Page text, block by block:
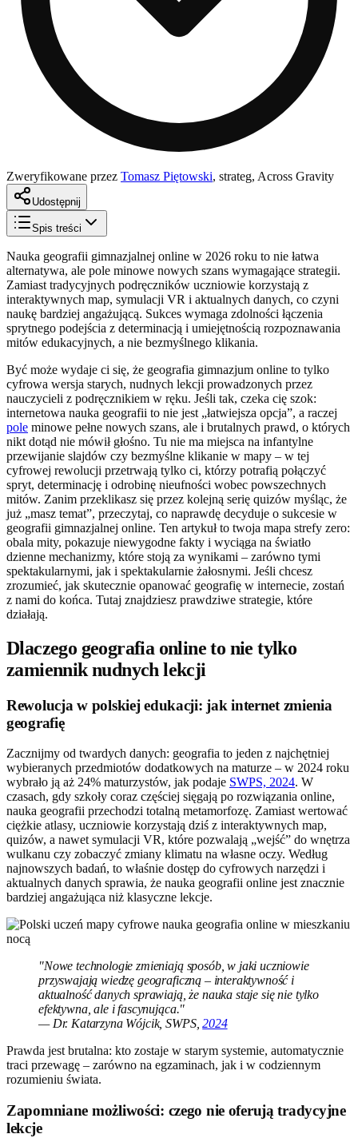
Zweryfikowane przez Tomasz Piętowski, strateg, Across Gravity
Udostępnij
Spis treści
Nauka geografii gimnazjalnej online w 2026 roku to nie łatwa
alternatywa, ale pole minowe nowych szans wymagające strategii.
Zamiast tradycyjnych podręczników uczniowie korzystają z
interaktywnych map, symulacji VR i aktualnych danych, co czyni
naukę bardziej angażującą. Sukces wymaga zdolności łączenia
sprytnego podejścia z determinacją i umiejętnością rozpoznawania
mitów edukacyjnych, a nie bezmyślnego klikania.
Być może wydaje ci się, że geografia gimnazjum online to tylko
cyfrowa wersja starych, nudnych lekcji prowadzonych przez
nauczycieli z podręcznikiem w ręku. Jeśli tak, czeka cię szok:
internetowa nauka geografii to nie jest „łatwiejsza opcja”, a raczej
pole minowe pełne nowych szans, ale i brutalnych prawd, o których
nikt dotąd nie mówił głośno. Tu nie ma miejsca na infantylne
przewijanie slajdów czy bezmyślne klikanie w mapy – w tej
cyfrowej rewolucji przetrwają tylko ci, którzy potrafią połączyć
spryt, determinację i odrobinę nieufności wobec powszechnych
mitów. Zanim przeklikasz się przez kolejną serię quizów myśląc, że
już „masz temat”, przeczytaj, co naprawdę decyduje o sukcesie w
geografii gimnazjalnej online. Ten artykuł to twoja mapa strefy zero:
obala mity, pokazuje niewygodne fakty i wyciąga na światło
dzienne mechanizmy, które stoją za wynikami – zarówno tymi
spektakularnymi, jak i spektakularnie żałosnymi. Jeśli chcesz
zrozumieć, jak skutecznie opanować geografię w internecie, zostań
z nami do końca. Tutaj znajdziesz prawdziwe strategie, które
działają.
Dlaczego geografia online to nie tylko
zamiennik nudnych lekcji
Rewolucja w polskiej edukacji: jak internet zmienia
geografię
Zacznijmy od twardych danych: geografia to jeden z najchętniej
wybieranych przedmiotów dodatkowych na maturze – w 2024 roku
wybrało ją aż 24% maturzystów, jak podaje SWPS, 2024. W
czasach, gdy szkoły coraz częściej sięgają po rozwiązania online,
nauka geografii przechodzi totalną metamorfozę. Zamiast wertować
ciężkie atlasy, uczniowie korzystają dziś z interaktywnych map,
quizów, a nawet symulacji VR, które pozwalają „wejść” do wnętrza
wulkanu czy zobaczyć zmiany klimatu na własne oczy. Według
najnowszych badań, to właśnie dostęp do cyfrowych narzędzi i
aktualnych danych sprawia, że nauka geografii online jest znacznie
bardziej angażująca niż klasyczne lekcje.
"Nowe technologie zmieniają sposób, w jaki uczniowie
przyswajają wiedzę geograficzną – interaktywność i
aktualność danych sprawiają, że nauka staje się nie tylko
efektywna, ale i fascynująca."
— Dr. Katarzyna Wójcik, SWPS,2024
Prawda jest brutalna: kto zostaje w starym systemie, automatycznie
traci przewagę – zarówno na egzaminach, jak i w codziennym
rozumieniu świata.
Zapomniane możliwości: czego nie oferują tradycyjne
lekcje